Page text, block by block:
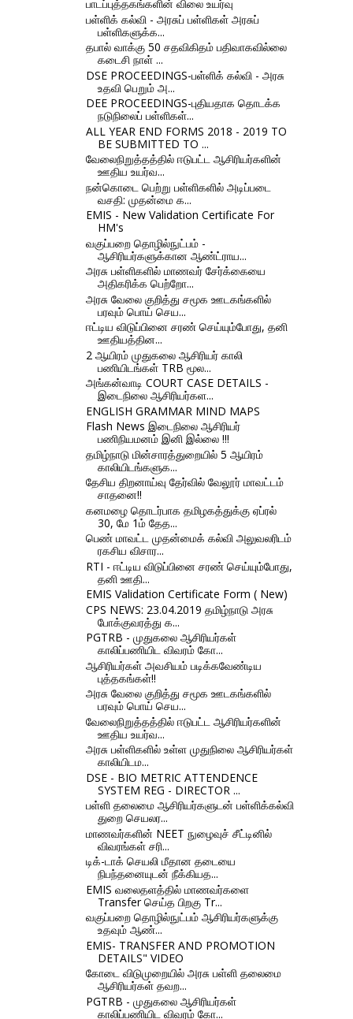
பாடப்புத்தகங்களின் விலை உயர்வு
பள்ளிக் கல்வி - அரசுப் பள்ளிகள் அரசுப்
பள்ளிகளுக்க...
தபால் வாக்கு 50 சதவிகிதம் பதிவாகவில்லை
கடைசி நாள் ...
DSE PROCEEDINGS-பள்ளிக் கல்வி - அரசு
உதவி பெறும் அ...
DEE PROCEEDINGS-புதியதாக தொடக்க
நடுநிலைப் பள்ளிகள்...
ALL YEAR END FORMS 2018 - 2019 TO
BE SUBMITTED TO ...
வேலைநிறுத்தத்தில் ஈடுபட்ட ஆசிரியர்களின்
ஊதிய உயர்வ...
நன்கொடை பெற்று பள்ளிகளில் அடிப்படை
வசதி: முதன்மை க...
EMIS - New Validation Certificate For
HM's
வகுப்பறை தொழில்நுட்பம் -
ஆசிரியர்களுக்கான ஆண்ட்ராய...
அரசு பள்ளிகளில் மாணவர் சேர்க்கையை
அதிகரிக்க பெற்றோ...
அரசு வேலை குறித்து சமூக ஊடகங்களில்
பரவும் பொய் செய...
ஈட்டிய விடுப்பினை சரண் செய்யும்போது, தனி
ஊதியத்தின...
2 ஆயிரம் முதுகலை ஆசிரியர் காலி
பணியிடங்கள் TRB மூல...
அங்கன்வாடி COURT CASE DETAILS -
இடைநிலை ஆசிரியர்கள...
ENGLISH GRAMMAR MIND MAPS
Flash News இடைநிலை ஆசிரியர்
பணிநியமனம் இனி இல்லை !!!
தமிழ்நாடு மின்சாரத்துறையில் 5 ஆயிரம்
காலியிடங்களுக...
தேசிய திறனாய்வு தேர்வில் வேலூர் மாவட்டம்
சாதனை!!
கனமழை தொடர்பாக தமிழகத்துக்கு ஏப்ரல்
30, மே 1ம் தேத...
பெண் மாவட்ட முதன்மைக் கல்வி அலுவலரிடம்
ரகசிய விசார...
RTI - ஈட்டிய விடுப்பினை சரண் செய்யும்போது,
தனி ஊதி...
EMIS Validation Certificate Form ( New)
CPS NEWS: 23.04.2019 தமிழ்நாடு அரசு
போக்குவரத்து க...
PGTRB - முதுகலை ஆசிரியர்கள்
காலிப்பணியிட விவரம் கோ...
ஆசிரியர்கள் அவசியம் படிக்கவேண்டிய
புத்தகங்கள்!!
அரசு வேலை குறித்து சமூக ஊடகங்களில்
பரவும் பொய் செய...
வேலைநிறுத்தத்தில் ஈடுபட்ட ஆசிரியர்களின்
ஊதிய உயர்வ...
அரசு பள்ளிகளில் உள்ள முதுநிலை ஆசிரியர்கள்
காலியிடம...
DSE - BIO METRIC ATTENDENCE
SYSTEM REG - DIRECTOR ...
பள்ளி தலைமை ஆசிரியர்களுடன் பள்ளிக்கல்வி
துறை செயலர...
மாணவர்களின் NEET நுழைவுச் சீட்டினில்
விவரங்கள் சரி...
டிக்-டாக் செயலி மீதான தடையை
நிபந்தனையுடன் நீக்கியத...
EMIS வலைதளத்தில் மாணவர்களை
Transfer செய்த பிறகு Tr...
வகுப்பறை தொழில்நுட்பம் ஆசிரியர்களுக்கு
உதவும் ஆண்...
EMIS- TRANSFER AND PROMOTION
DETAILS" VIDEO
கோடை விடுமுறையில் அரசு பள்ளி தலைமை
ஆசிரியர்கள் தவற...
PGTRB - முதுகலை ஆசிரியர்கள்
காலிப்பணியிட விவரம் கோ...